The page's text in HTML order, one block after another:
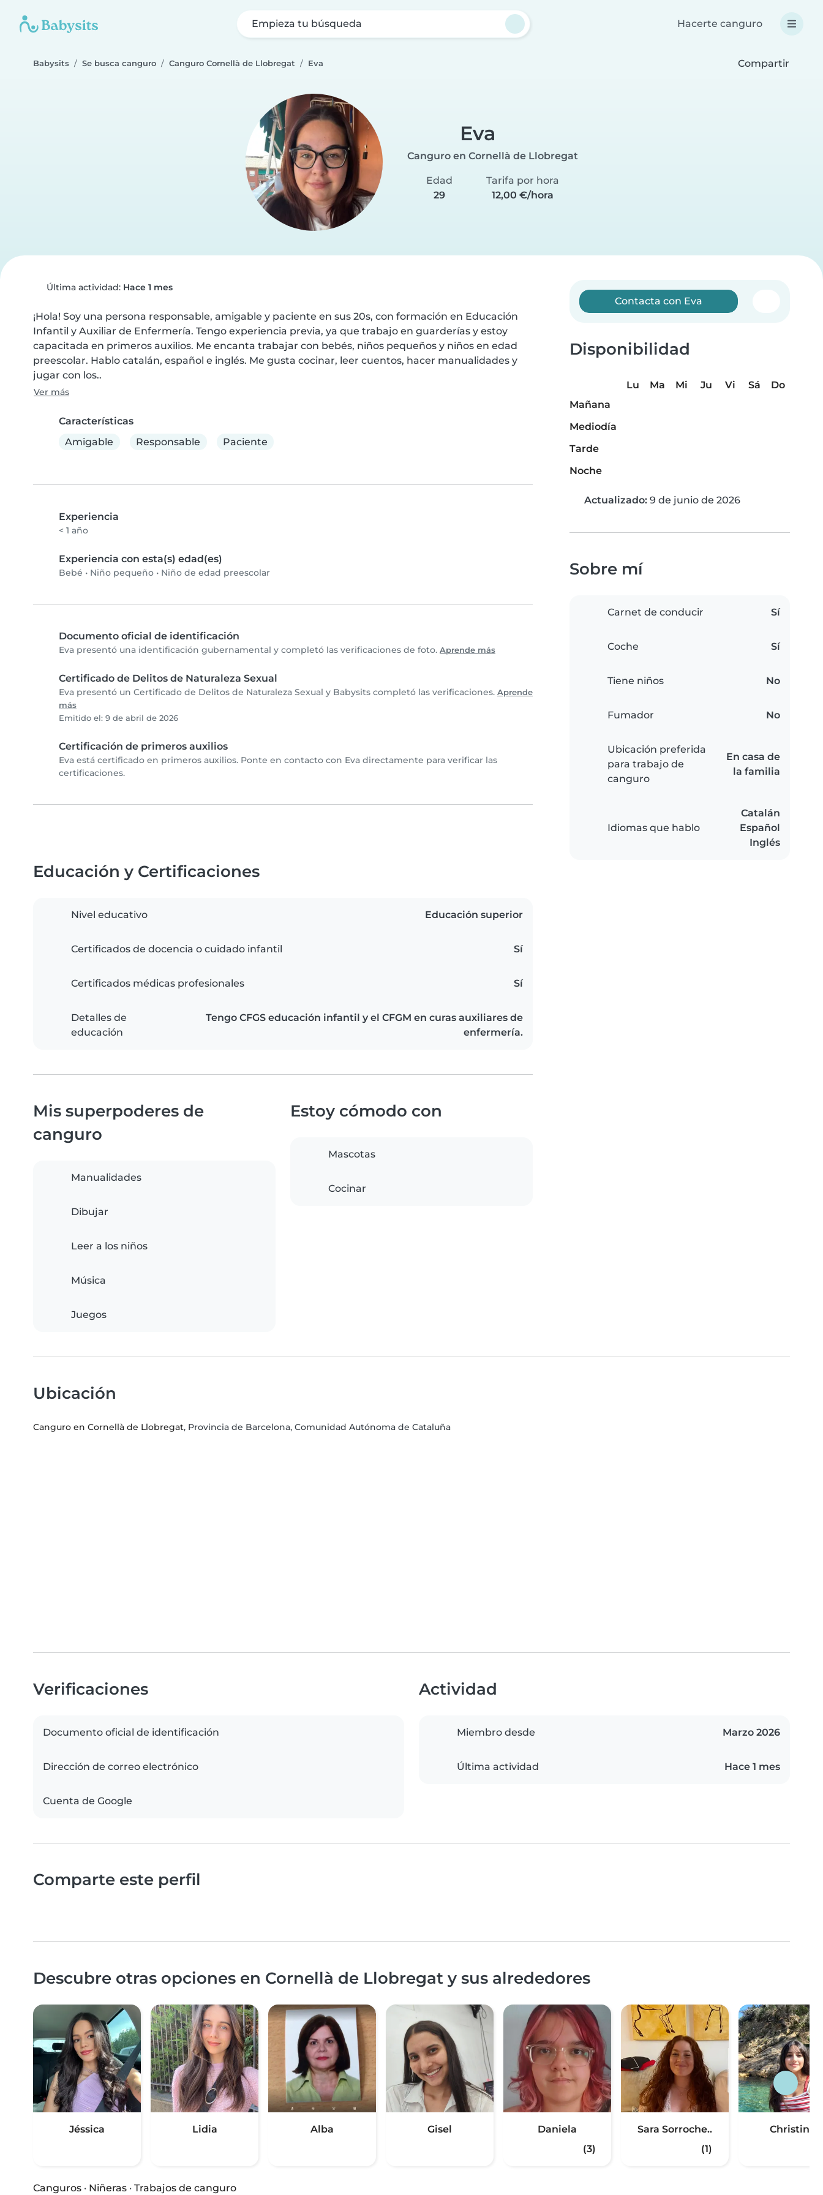
Empieza tu búsqueda Hacerte canguro
Babysits Se busca canguro Canguro Cornellà de Llobregat Eva Compartir
Eva
Canguro en Cornellà de Llobregat
Edad
29
Tarifa por hora
12,00 €/hora
Última actividad: Hace 1 mes
¡Hola! Soy una persona responsable, amigable y paciente en sus 20s, con formación en Educación
Infantil y Auxiliar de Enfermería. Tengo experiencia previa, ya que trabajo en guarderías y estoy
capacitada en primeros auxilios. Me encanta trabajar con bebés, niños pequeños y niños en edad
preescolar. Hablo catalán, español e inglés. Me gusta cocinar, leer cuentos, hacer manualidades y
jugar con los..
Ver más
Características
Amigable
Responsable Paciente
Experiencia
< 1 año
Experiencia con esta(s) edad(es)
Bebé • Niño pequeño • Niño de edad preescolar
Documento oficial de identificación
Eva presentó una identificación gubernamental y completó las verificaciones de foto. Aprende más
Certificado de Delitos de Naturaleza Sexual
Eva presentó un Certificado de Delitos de Naturaleza Sexual y Babysits completó las verificaciones. Aprende
más
Emitido el: 9 de abril de 2026
Certificación de primeros auxilios
Eva está certificado en primeros auxilios. Ponte en contacto con Eva directamente para verificar las
certificaciones.
Contacta con Eva
Disponibilidad
Lu Ma Mi Ju Vi Sá
Do
Mañana
Mediodía
Tarde
Noche
Actualizado: 9 de junio de 2026
Sobre mí
Carnet de conducir Sí
Coche Sí
Tiene niños No
Fumador No
Ubicación preferida
para trabajo de
canguro
En casa de
la familia
Idiomas que hablo
Catalán
Español
Inglés
Educación y Certificaciones
Nivel educativo Educación superior
Certificados de docencia o cuidado infantil Sí
Certificados médicas profesionales Sí
Detalles de
educación
Tengo CFGS educación infantil y el CFGM en curas auxiliares de
enfermería.
Mis superpoderes de
canguro
Manualidades
Dibujar
Leer a los niños
Música
Juegos
Estoy cómodo con
Mascotas
Cocinar
Ubicación
Canguro en Cornellà de Llobregat, Provincia de Barcelona, Comunidad Autónoma de Cataluña
Verificaciones
Documento oficial de identificación
Dirección de correo electrónico
Cuenta de Google
Actividad
Miembro desde Marzo 2026
Última actividad Hace 1 mes
Comparte este perfil
Descubre otras opciones en Cornellà de Llobregat y sus alrededores
Jéssica Lidia Alba Gisel
Daniela
(3)
Sara Sorroche..
(1)
Christine
Canguros · Niñeras · Trabajos de canguro